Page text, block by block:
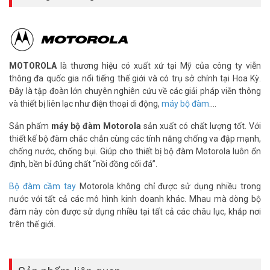
UHF
–Máy bộ đàm cầm taychất lượng tốt
– Dãi tần số hoạt động: 136 – 174 MHz
– Độ rộng kênh: 12.5 /20 /25 KHz
– Công suất phát: 5W
– Độ nhạy thu (12 dB SINAD): 0.25 µV
– Trọng lượng: 420 g
– Kích thước RộngxCaoxDày: 57.5 x 137 x 37.5 mm
– Chuẩn va đập, rung động: MIL STD 810-C/D/E và TIA/EIA 603
– Chuẩn kín khít: IP54
Bao gồm
– Thân máy: AZH25KDC9AA3
– Pin sạc chống cháy nổ: 7.2V/ 1800 mAh, HNN9010A
– Bộ sạc PMTN4025A.
– Bảo hành: 24 tháng cho máy, 12 tháng cho Pin sạc và phụ kiện
MOTOROLA là thương hiệu có xuất xứ tại Mỹ của công ty viễn
thông đa quốc gia nổi tiếng thế giới và có trụ sở chính tại Hoa Kỳ.
Đây là tập đoàn lớn chuyên nghiên cứu về các giải pháp viễn thông
và thiết bị liên lạc như điện thoại di động, máy bộ đàm
Sản phẩm máy bộ đàm Motorola sản xuất có chất lượng tốt. Với
thiết kế bộ đàm chắc chắn cùng các tính năng chống va đập mạnh,
chống nước, chống bụi. Giúp cho thiết bị bộ đàm Motorola luôn ổn
định, bền bỉ đúng chất “nồi đồng cối đá”.
Bộ đàm cầm tayMotorola không chỉ được sử dụng nhiều trong
nước với tất cả các mô hình kinh doanh khác. Mhau mà dòng bộ
đàm này còn được sử dụng nhiều tại tất cả các châu lục, khắp nơi
trên thế giới.